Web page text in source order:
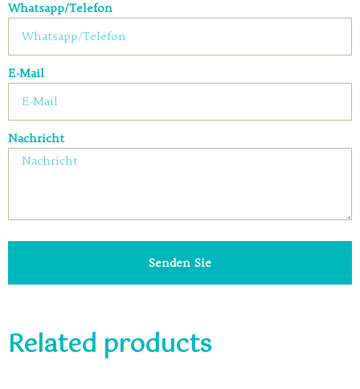
Whatsapp/Telefon
E-Mail
Nachricht
Senden Sie
Related products